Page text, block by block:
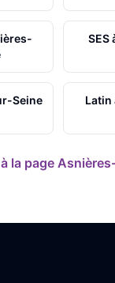
SES
Seine Latin
la page